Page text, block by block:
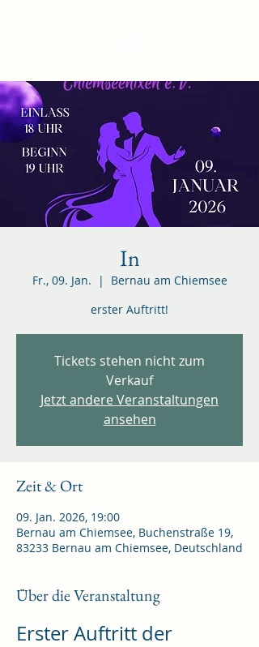
In
Fr., 09. Jan.
  |
Bernau am Chiemsee
erster Auftritt!
Tickets stehen nicht zum
Verkauf
Jetzt andere Veranstaltungen
ansehen
Zeit & Ort
09. Jan. 2026, 19:00
Bernau am Chiemsee, Buchenstraße 19,
83233 Bernau am Chiemsee, Deutschland
Über die Veranstaltung
Erster Auftritt der